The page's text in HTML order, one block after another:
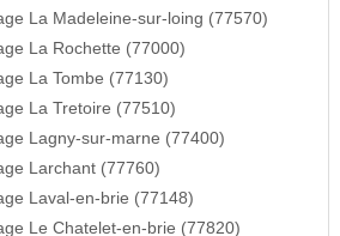
La Madeleine-sur-loing (77570)
La Rochette (77000)
La Tombe (77130)
La Tretoire (77510)
Lagny-sur-marne (77400)
Larchant (77760)
Laval-en-brie (77148)
Le Chatelet-en-brie (77820)